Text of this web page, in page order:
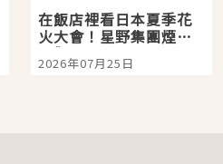
在飯店裡看日本夏季花
火大會！星野集團煙火
景觀飯店6選，讓你不用
人擠人悠閒欣賞
2026年07月25日